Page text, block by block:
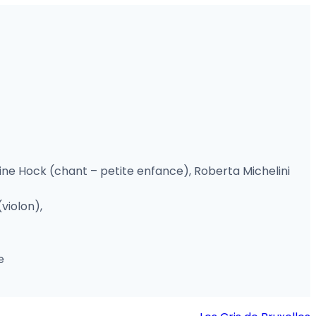
Hock (chant – petite enfance), Roberta Michelini